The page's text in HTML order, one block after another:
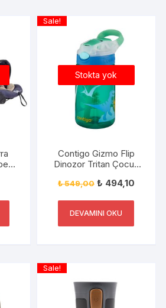
Stokta yok
Sale!
Contigo Gizmo Flip
Dinozor Tritan Çocuk
₺549,00 ₺ 494,10
DEVAMINI OKU
Sale!